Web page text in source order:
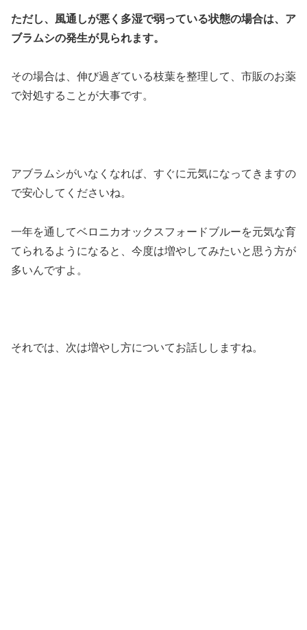
ただし、風通しが悪く多湿で弱っている状態の場合は、ア
ブラムシの発生が見られます。
その場合は、伸び過ぎている枝葉を整理して、市販のお薬
で対処することが大事です。
アブラムシがいなくなれば、すぐに元気になってきますの
で安心してくださいね。
一年を通してベロニカオックスフォードブルーを元気な育
てられるようになると、今度は増やしてみたいと思う方が
多いんですよ。
それでは、次は増やし方についてお話ししますね。